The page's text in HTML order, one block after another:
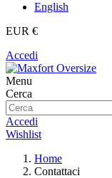
English
EUR €
Accedi
Menu
Cerca
Accedi
Wishlist
Home
Contattaci